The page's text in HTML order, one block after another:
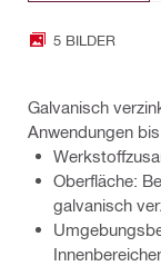
5 BILDER
Galvanisch
Anwendungen
Oberfläche:
galvanisch